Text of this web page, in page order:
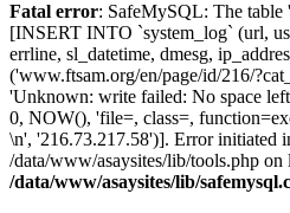
Fatal error: SafeMySQL: The
[INSERT INTO `system_log` (url,
errline, sl_datetime, dmesg,
('www.ftsam.org/en/page/id/216/
'Unknown: write failed: No space
0, NOW(), 'file=, class=,
\n', '216.73.217.58')]. Error initiated
/data/www/asaysites/lib/tools.php
/data/www/asaysites/lib/